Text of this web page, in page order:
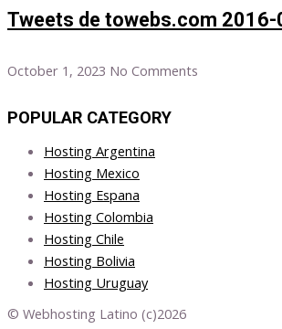
Tweets de towebs.com 2016-
October 1, 2023 No Comments
POPULAR CATEGORY
Hosting Argentina
Hosting Mexico
Hosting Espana
Hosting Colombia
Hosting Chile
Hosting Bolivia
Hosting Uruguay
© Webhosting Latino (c)2026